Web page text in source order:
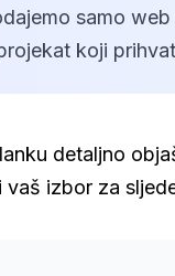
samo
koji
detaljno
vaš izbor za